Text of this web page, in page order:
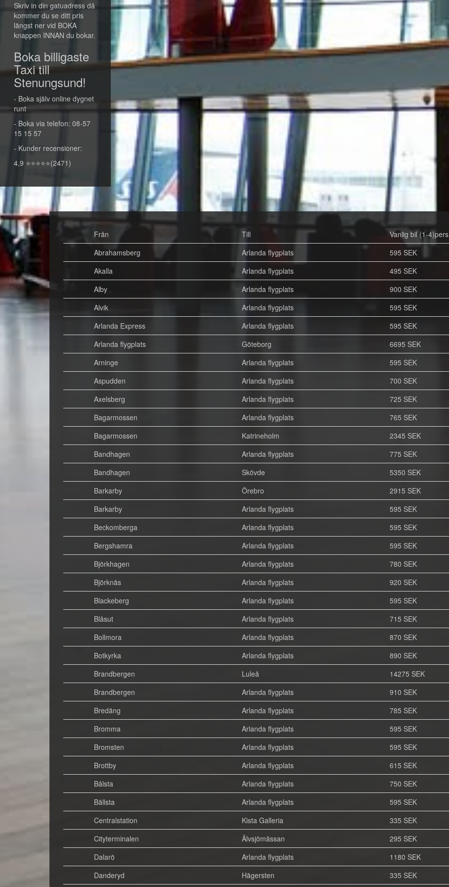
Skriv in din gatuadress då
kommer du se ditt pris
längst ner vid BOKA
knappen INNAN du bokar.
Boka billigaste
Taxi till
Stenungsund!
- Boka själv online dygnet
runt
- Boka via telefon: 08-57
15 15 57
- Kunder recensioner:
4,9 ⭐⭐⭐⭐⭐(2471)
Från Till Vanlig bil (1-4)pers
Abrahamsberg
Arlanda flygplats 595 SEK
Akalla
Arlanda flygplats 495 SEK
Alby
Arlanda flygplats 900 SEK
Alvik
Arlanda flygplats 595 SEK
Arlanda Express
Arlanda flygplats 595 SEK
Arlanda flygplats
Göteborg 6695 SEK
Arninge
Arlanda flygplats 595 SEK
Aspudden
Arlanda flygplats 700 SEK
Axelsberg
Arlanda flygplats 725 SEK
Bagarmossen
Arlanda flygplats 765 SEK
Bagarmossen
Katrineholm 2345 SEK
Bandhagen
Arlanda flygplats 775 SEK
Bandhagen
Skövde 5350 SEK
Barkarby
Örebro 2915 SEK
Barkarby
Arlanda flygplats 595 SEK
Beckomberga
Arlanda flygplats 595 SEK
Bergshamra
Arlanda flygplats 595 SEK
Björkhagen
Arlanda flygplats 780 SEK
Björknäs
Arlanda flygplats 920 SEK
Blackeberg
Arlanda flygplats 595 SEK
Blåsut
Arlanda flygplats 715 SEK
Bollmora
Arlanda flygplats 870 SEK
Botkyrka
Arlanda flygplats 890 SEK
Brandbergen
Luleå 14275 SEK
Brandbergen
Arlanda flygplats 910 SEK
Bredäng
Arlanda flygplats 785 SEK
Bromma
Arlanda flygplats 595 SEK
Bromsten
Arlanda flygplats 595 SEK
Brottby
Arlanda flygplats 615 SEK
Bålsta
Arlanda flygplats 750 SEK
Bällsta
Arlanda flygplats 595 SEK
Centralstation
Kista Galleria 335 SEK
Cityterminalen
Älvsjömässan 295 SEK
Dalarö
Arlanda flygplats 1180 SEK
Danderyd
Hägersten 335 SEK